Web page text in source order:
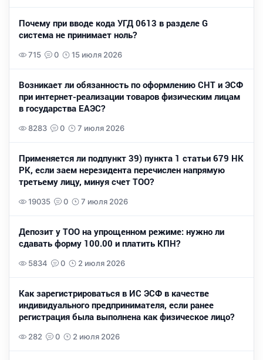
Почему при вводе кода УГД 0613 в разделе G
система не принимает ноль?
715 0 15 июля 2026
Возникает ли обязанность по оформлению СНТ и ЭСФ
при интернет-реализации товаров физическим лицам
в государства ЕАЭС?
8283 0 7 июля 2026
Применяется ли подпункт 39) пункта 1 статьи 679 НК
РК, если заем нерезидента перечислен напрямую
третьему лицу, минуя счет ТОО?
19035 0 7 июля 2026
Депозит у ТОО на упрощенном режиме: нужно ли
сдавать форму 100.00 и платить КПН?
5834 0 2 июля 2026
Как зарегистрироваться в ИС ЭСФ в качестве
индивидуального предпринимателя, если ранее
регистрация была выполнена как физическое лицо?
282 0 2 июля 2026